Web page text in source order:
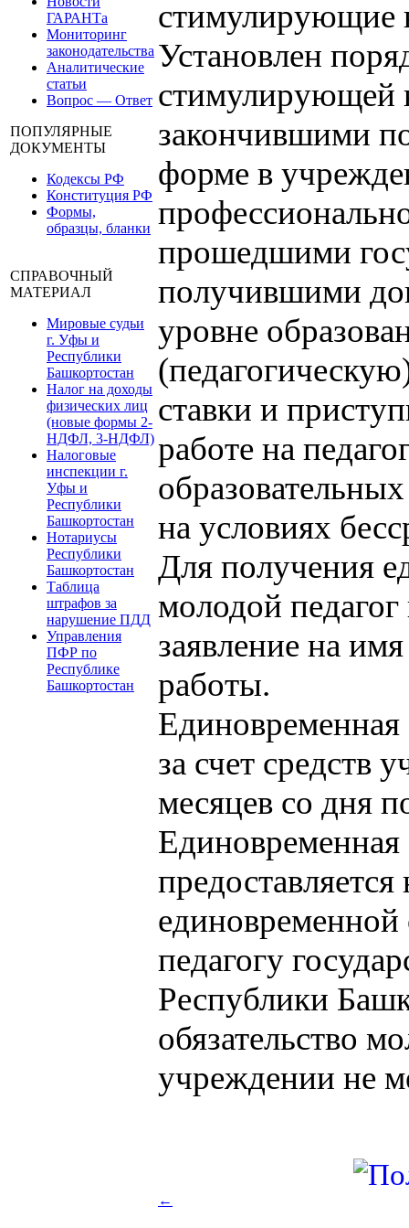
ГАРАНТа
Мониторинг
законодательства
Аналитические
статьи
Вопрос — Ответ
ПОПУЛЯРНЫЕ
ДОКУМЕНТЫ
Кодексы РФ
Конституция РФ
Формы,
образцы, бланки
СПРАВОЧНЫЙ
МАТЕРИАЛ
Мировые судьи
г. Уфы и
Республики
Башкортостан
Налог на доходы
физических лиц
(новые формы 2-
НДФЛ, 3-НДФЛ)
Налоговые
инспекции г.
Уфы и
Республики
Башкортостан
Нотариусы
Республики
Башкортостан
Таблица
штрафов за
нарушение ПДД
Управления
ПФР по
Республике
Башкортостан
стимулирующие
Установлен
стимулирующей
закончившими
форме в
прошедшими
получившими
уровне
ставки и
работе на
на условиях
Для получения
молодой педагог
заявление на
работы.
за счет средств
месяцев со дня
педагогу
Республики
обязательство
учреждении не
←